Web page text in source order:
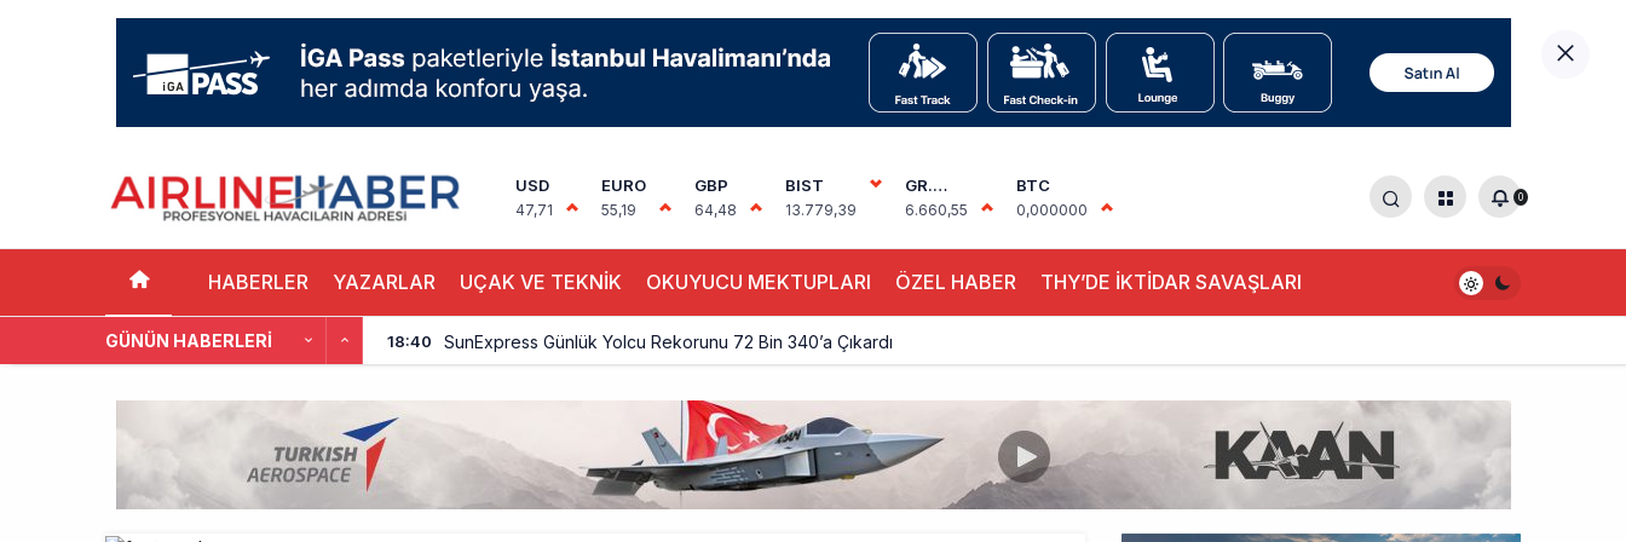
USD
47,71
EURO
55,19
GBP
64,48
BIST
13.779,39
GR.
ALTIN
6.660,55
BTC
0,000000
0
HABERLER YAZARLAR UÇAK VE TEKNİK OKUYUCU MEKTUPLARI ÖZEL HABER THY’DE İKTİDAR SAVAŞLARI
GÜNÜN HABERLERI 18:40 SunExpress Günlük Yolcu Rekorunu 72 Bin 340’a Çıkardı
Aslıhan Güven, Airport Leader of the Future Finalisti Oldu
EasyJet, 5,7 Milyar Sterline Apollo’ya Satılıyor
Pilotlar, Teknisyenler, Kabin Ekipleri ve Yer Hizmeti Çalışanları Gazeteci Olmaya Çalışıyor!